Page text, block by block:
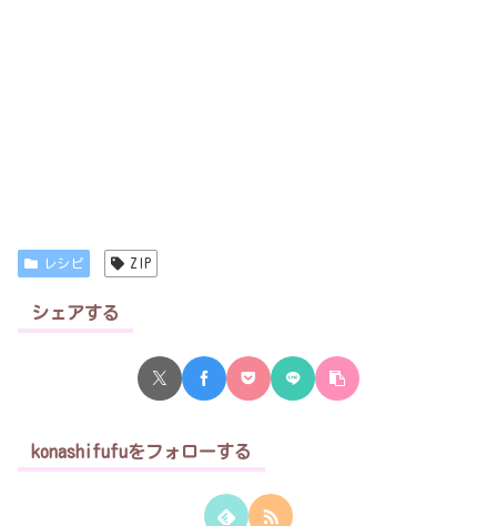
レシピ ZIP
シェアする
konashifufuをフォローする